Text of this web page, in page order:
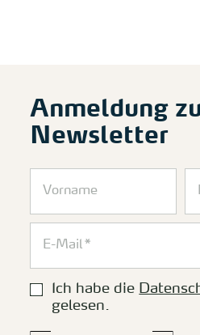
Anmeldung
Newsletter
Ich habe die
gelesen.